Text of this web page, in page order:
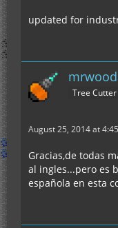
updated for
Tree Cutter
August 25, 2014 at
Gracias,de todas
al ingles...pero es
española en esta